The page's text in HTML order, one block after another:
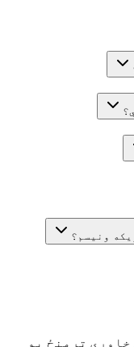
ونیسم؟
ترمنځ یو